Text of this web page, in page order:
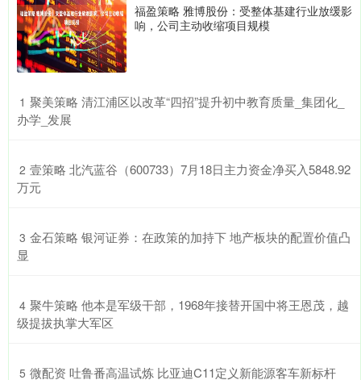
福盈策略 雅博股份：受整体基建行业放缓影
响，公司主动收缩项目规模
1 ​聚美策略 清江浦区以改革“四招”提升初中教育质量_集团化_
办学_发展
2 ​壹策略 北汽蓝谷（600733）7月18日主力资金净买入5848.92
万元
3 ​金石策略 银河证券：在政策的加持下 地产板块的配置价值凸
显
4 ​聚牛策略 他本是军级干部，1968年接替开国中将王恩茂，越
级提拔执掌大军区
5 ​微配资 吐鲁番高温试炼 比亚迪C11定义新能源客车新标杆